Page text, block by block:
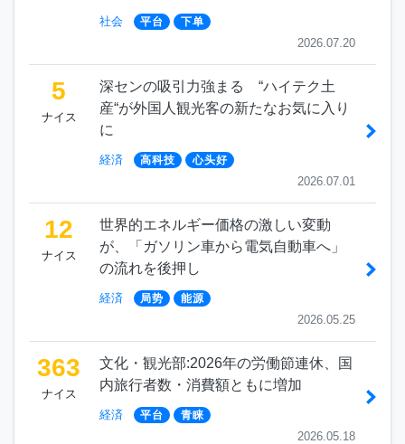
社会 平台 下单
2026.07.20
5
ナイス
深センの吸引力強まる “ハイテク土
産“が外国人観光客の新たなお気に入り
に
経済 高科技 心头好
2026.07.01
12
ナイス
世界的エネルギー価格の激しい変動
が、「ガソリン車から電気自動車へ」
の流れを後押し
経済 局势 能源
2026.05.25
363
ナイス
文化・観光部:2026年の労働節連休、国
内旅行者数・消費額ともに増加
経済 平台 青睐
2026.05.18